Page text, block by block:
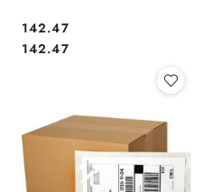
Cena:
142.47
Cena:
142.47